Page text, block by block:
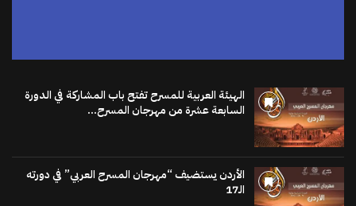
الهيئة العربية للمسرح تفتح باب المشاركة في الدورة
السابعة عشرة من مهرجان المسرح...
الأردن يستضيف “مهرجان المسرح العربي” في دورته
الـ17